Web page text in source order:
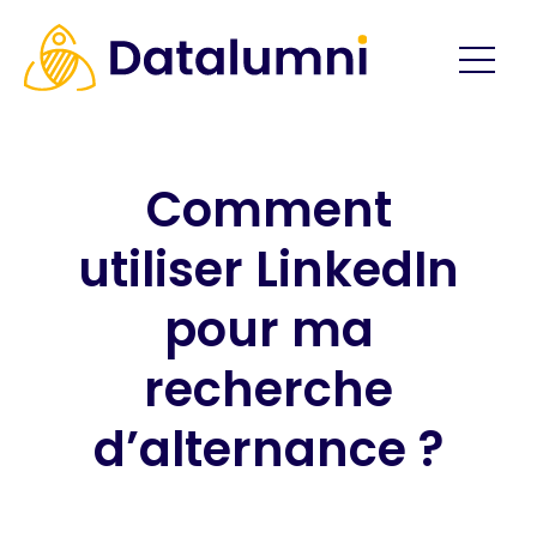
Comment
utiliser LinkedIn
pour ma
recherche
d’alternance ?